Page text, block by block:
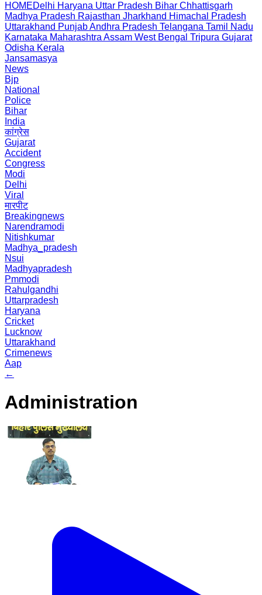
HOMEDelhi Haryana Uttar Pradesh Bihar Chhattisgarh
Madhya Pradesh Rajasthan Jharkhand Himachal Pradesh
Uttarakhand PunjabAndhra Pradesh Telangana Tamil Nadu
Karnataka Maharashtra Assam West Bengal Tripura Gujarat
Odisha Kerala
Jansamasya
News
Bjp
National
Police
Bihar
India
कांग्रेस
Gujarat
Accident
Congress
Modi
Delhi
Viral
मारपीट
Breakingnews
Narendramodi
Nitishkumar
Madhya_pradesh
Nsui
Madhyapradesh
Pmmodi
Rahulgandhi
Uttarpradesh
Haryana
Cricket
Lucknow
Uttarakhand
Crimenews
Aap
←
Administration